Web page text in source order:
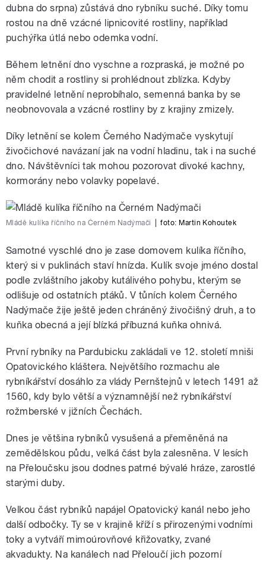
dubna do srpna) zůstává dno rybníku suché. Díky tomu
rostou na dně vzácné lipnicovité rostliny, například
puchýřka útlá nebo odemka vodní.
Během letnění dno vyschne a rozpraská, je možné po
něm chodit a rostliny si prohlédnout zblízka. Kdyby
pravidelné letnění neprobíhalo, semenná banka by se
neobnovovala a vzácné rostliny by z krajiny zmizely.
Díky letnění se kolem Černého Nadýmače vyskytují
živočichové navázaní jak na vodní hladinu, tak i na suché
dno. Návštěvníci tak mohou pozorovat divoké kachny,
kormorány nebo volavky popelavé.
Mládě kulíka říčního na Černém Nadýmači foto: Martin Kohoutek
Samotné vyschlé dno je zase domovem kulíka říčního,
který si v puklinách staví hnízda. Kulík svoje jméno dostal
podle zvláštního jakoby kutálivého pohybu, kterým se
odlišuje od ostatních ptáků. V tůních kolem Černého
Nadýmače žije ještě jeden chráněný živočišný druh, a to
kuňka obecná a její blízká příbuzná kuňka ohnivá.
První rybníky na Pardubicku zakládali ve 12. století mniši
Opatovického kláštera. Největšího rozmachu ale
rybníkářství dosáhlo za vlády Pernštejnů v letech 1491 až
1560, kdy bylo větší a významnější než rybníkářství
rožmberské v jižních Čechách.
Dnes je většina rybníků vysušená a přeměněná na
zemědělskou půdu, velká část byla zalesněna. V lesích
na Přeloučsku jsou dodnes patrné bývalé hráze, zarostlé
starými duby.
Velkou část rybníků napájel Opatovický kanál nebo jeho
další odbočky. Ty se v krajině kříží s přirozenými vodními
toky a vytváří mimoúrovňové křižovatky, zvané
akvadukty. Na kanálech nad Přeloučí jich pozorní